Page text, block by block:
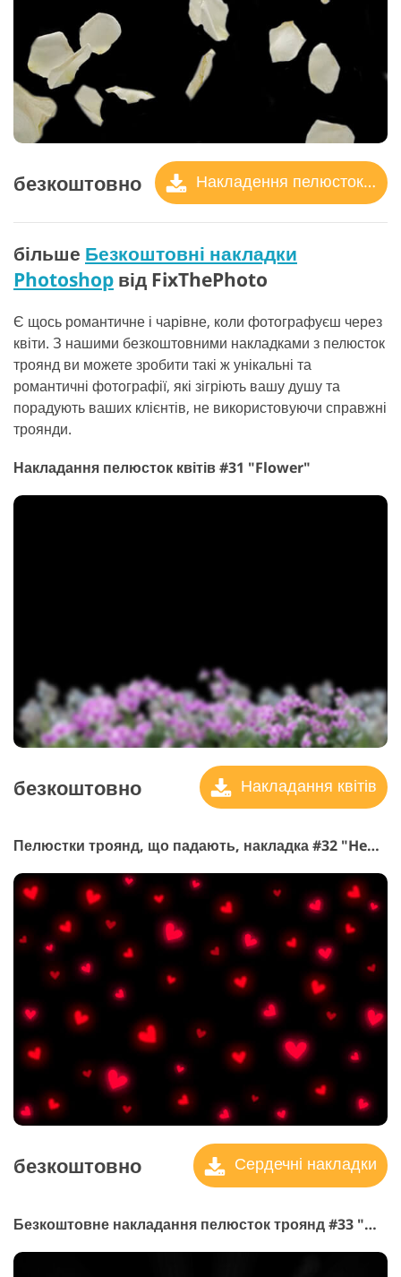
безкоштовно Накладення пелюсток троянд
більше Безкоштовні накладки
Photoshop від FixThePhoto
Є щось романтичне і чарівне, коли фотографуєш через
квіти. З нашими безкоштовними накладками з пелюсток
троянд ви можете зробити такі ж унікальні та
романтичні фотографії, які зігріють вашу душу та
порадують ваших клієнтів, не використовуючи справжні
троянди.
Накладання пелюсток квітів #31 "Flower"
безкоштовно Накладання квітів
Пелюстки троянд, що падають, накладка #32 "Hearts"
безкоштовно Сердечні накладки
Безкоштовне накладання пелюсток троянд #33 "Magic"